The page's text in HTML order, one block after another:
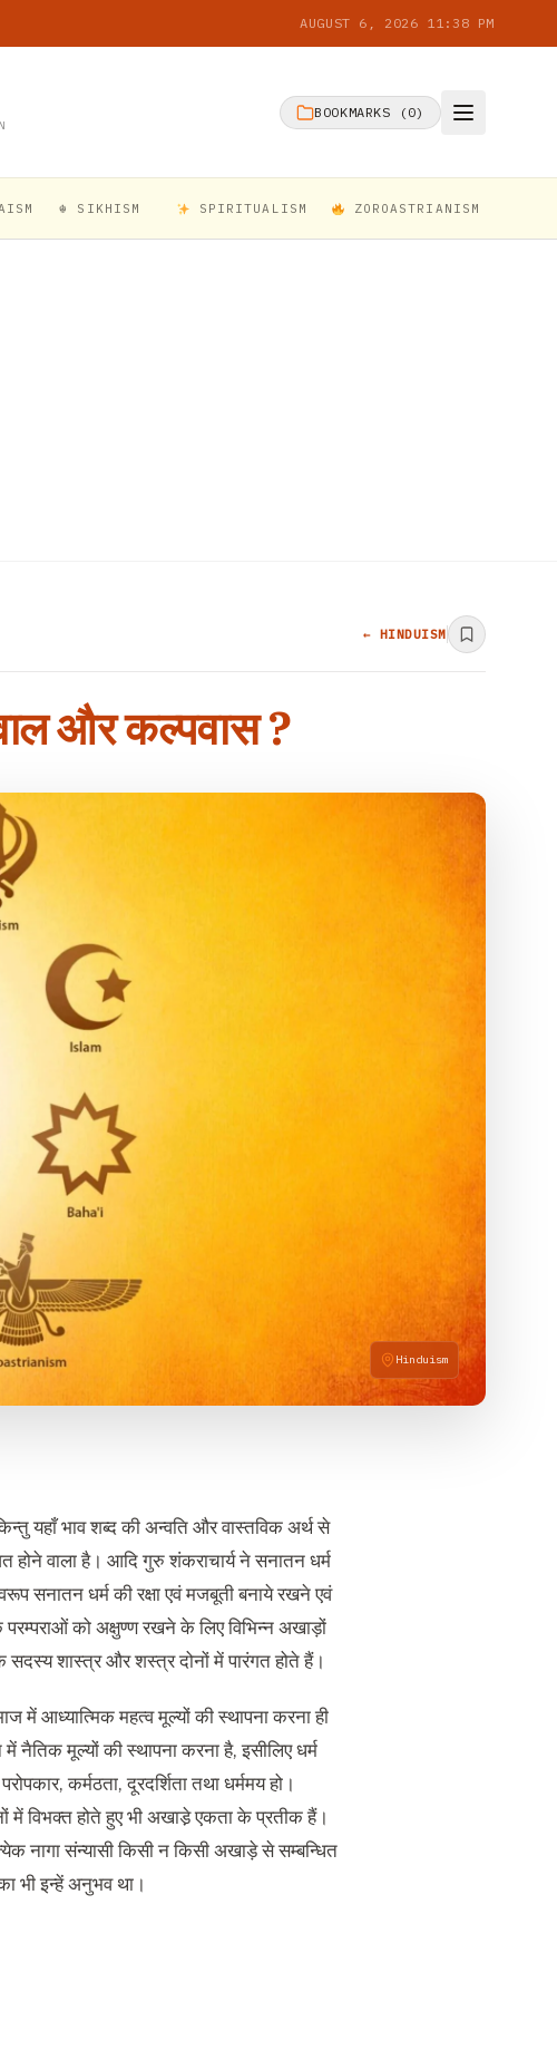
AUGUST 6, 2026 11:38 PM
BOOKMARKS ( 0)
☬ SIKHISM SPIRITUALISM ZOROASTRIANISM
← HINDUISM
और कल्पवास ?
Hinduism
यहाँ भाव शब्द की अन्वति और वास्तविक अर्थ से
वाला है। आदि गुरु शंकराचार्य ने सनातन धर्म
सनातन धर्म की रक्षा एवं मजबूती बनाये रखने एवं
को अक्षुण्ण रखने के लिए विभिन्न अखाड़ों
सदस्य शास्त्र और शस्त्र दोनों में पारंगत होते हैं।
आध्यात्मिक महत्व मूल्यों की स्थापना करना ही
नैतिक मूल्यों की स्थापना करना है, इसीलिए धर्म
कर्मठता, दूरदर्शिता तथा धर्ममय हो।
विभक्त होते हुए भी अखाडे़ एकता के प्रतीक हैं।
नागा संन्यासी किसी न किसी अखाड़े से सम्बन्धित
भी इन्हें अनुभव था।